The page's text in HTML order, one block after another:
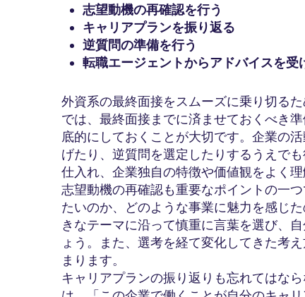
志望動機の再確認を行う
キャリアプランを振り返る
逆質問の準備を行う
転職エージェントからアドバイスを受
外資系の最終面接をスムーズに乗り切る
では、最終面接までに済ませておくべき
底的にしておくことが大切です。企業の
げたり、逆質問を選定したりするうえで
仕入れ、企業独自の特徴や価値観をよく理
志望動機の再確認も重要なポイントの一
たいのか、どのような事業に魅力を感じ
きなテーマに沿って慎重に言葉を選び、
ょう。また、選考を経て変化してきた考
まります。
キャリアプランの振り返りも忘れてはな